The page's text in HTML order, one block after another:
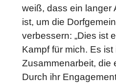
weiß, dass ein langer
ist, um die
verbessern: „Dies ist
Kampf für mich. Es ist
Zusammenarbeit, die
Durch ihr